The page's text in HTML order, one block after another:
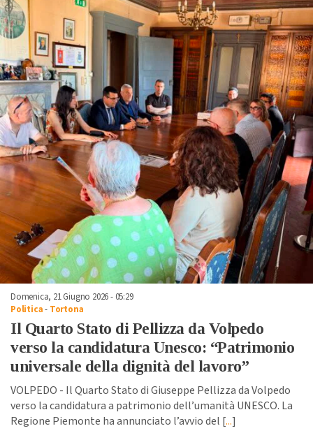
Domenica, 21 Giugno 2026 - 05:29
Politica- Tortona
Il Quarto Stato di Pellizza da Volpedo
verso la candidatura Unesco: “Patrimonio
universale della dignità del lavoro”
VOLPEDO - Il Quarto Stato di Giuseppe Pellizza da Volpedo
verso la candidatura a patrimonio dell’umanità UNESCO. La
Regione Piemonte ha annunciato l’avvio del [...]